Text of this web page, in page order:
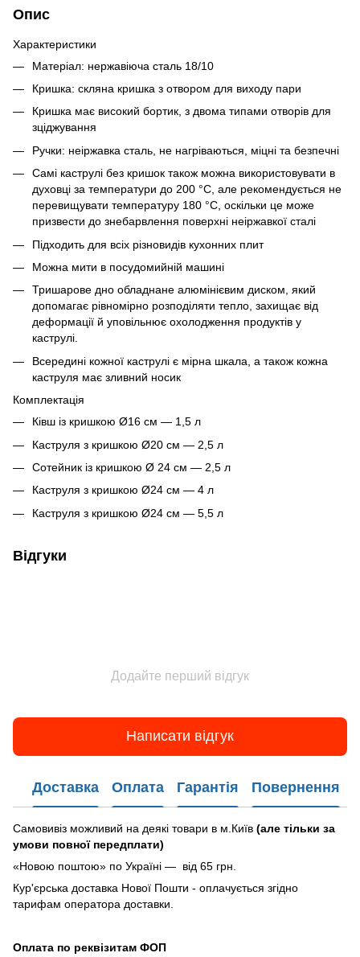
Опис
Характеристики
Матеріал: нержавіюча сталь 18/10
Кришка: скляна кришка з отвором для виходу пари
Кришка має високий бортик, з двома типами отворів для
зціджування
Ручки: неіржавка сталь, не нагріваються, міцні та безпечні
Самі каструлі без кришок також можна використовувати в
духовці за температури до 200 °C, але рекомендується не
перевищувати температуру 180 °C, оскільки це може
призвести до знебарвлення поверхні неіржавкої сталі
Підходить для всіх різновидів кухонних плит
Можна мити в посудомийній машині
Тришарове дно обладнане алюмінієвим диском, який
допомагає рівномірно розподіляти тепло, захищає від
деформації й уповільнює охолодження продуктів у
каструлі.
Всередині кожної каструлі є мірна шкала, а також кожна
каструля має зливний носик
Комплектація
Ківш із кришкою Ø16 см — 1,5 л
Каструля з кришкою Ø20 см — 2,5 л
Сотейник із кришкою Ø 24 см — 2,5 л
Каструля з кришкою Ø24 см — 4 л
Каструля з кришкою Ø24 см — 5,5 л
Відгуки
Додайте перший відгук
Написати відгук
Доставка Оплата Гарантія Повернення
Самовивіз можливий на деякі товари в м.Київ (але тільки за
умови повної передплати)
«Новою поштою» по Україні — від 65 грн.
Кур'єрська доставка Нової Пошти - оплачується згідно
тарифам оператора доставки.
Оплата по реквізитам ФОП